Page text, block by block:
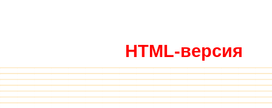
HTML-версия